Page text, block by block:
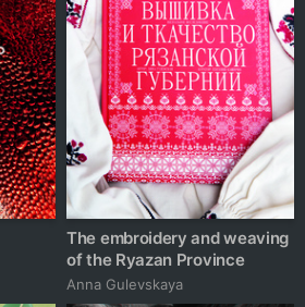
The embroidery and weaving
of the Ryazan Province
Anna Gulevskaya